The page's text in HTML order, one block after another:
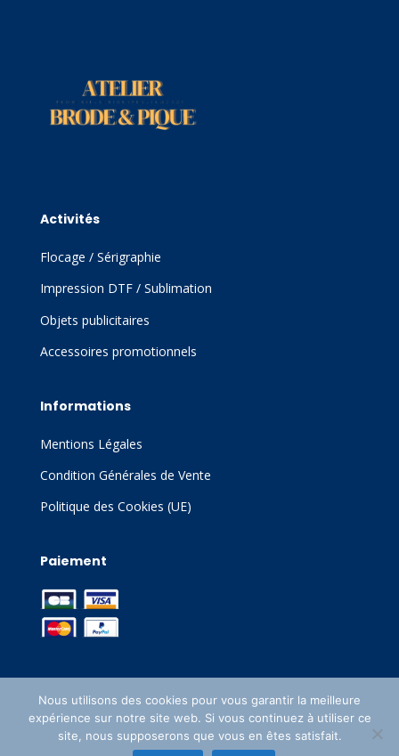
Activités
Flocage / Sérigraphie
Impression DTF / Sublimation
Objets publicitaires
Accessoires promotionnels
Informations
Mentions Légales
Condition Générales de Vente
Politique des Cookies (UE)
Paiement
Site créé par WordPress| Sitemap |
Nous utilisons des cookies pour vous garantir la meilleure
expérience sur notre site web. Si vous continuez à utiliser ce
site, nous supposerons que vous en êtes satisfait.